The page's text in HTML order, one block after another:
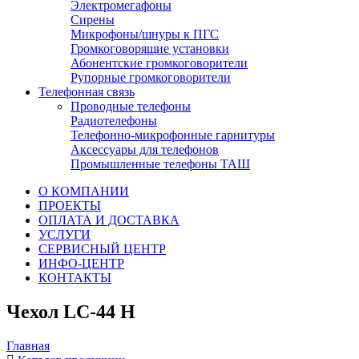
Электромегафоны
Сирены
Микрофоны/шнуры к ПГС
Громкоговорящие установки
Абонентские громкоговорители
Рупорные громкоговорители
Телефонная связь
Проводные телефоны
Радиотелефоны
Телефонно-микрофонные гарнитуры
Аксессуары для телефонов
Промышленные телефоны ТАШ
О КОМПАНИИ
ПРОЕКТЫ
ОПЛАТА И ДОСТАВКА
УСЛУГИ
СЕРВИСНЫЙ ЦЕНТР
ИНФО-ЦЕНТР
КОНТАКТЫ
Чехол LC-44 H
Главная